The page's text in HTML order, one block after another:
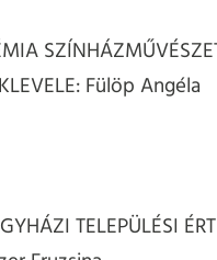
Fülöp Angéla
TELEPÜLÉSI